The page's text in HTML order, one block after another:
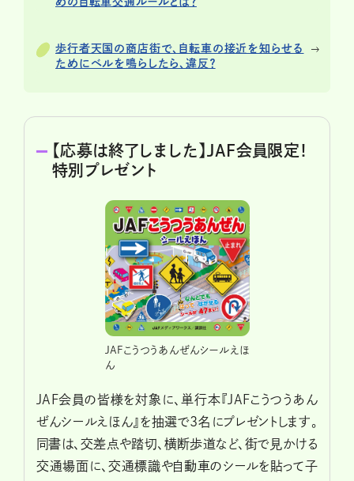
歩行者天国の商店街で、自転車の接近を知らせる
ためにベルを鳴らしたら、違反？
【応募は終了しました】JAF会員限定！
特別プレゼント
JAFこうつうあんぜんシールえほ
ん
JAF会員の皆様を対象に、単行本『JAFこうつうあん
ぜんシールえほん』を抽選で3名にプレゼントします。
同書は、交差点や踏切、横断歩道など、街で見かける
交通場面に、交通標識や自動車のシールを貼って子